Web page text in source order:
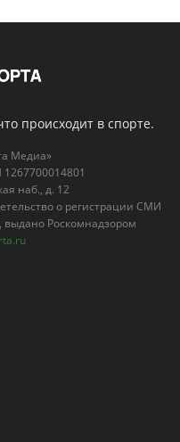
происходит в спорте.
Медиа»
наб., д. 12
о регистрации СМИ
Роскомнадзором